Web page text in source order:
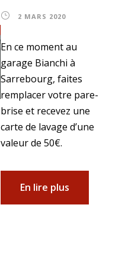
2 MARS 2020
En ce moment au
garage Bianchi à
Sarrebourg, faites
remplacer votre pare-
brise et recevez une
carte de lavage d’une
valeur de 50€.
En lire plus